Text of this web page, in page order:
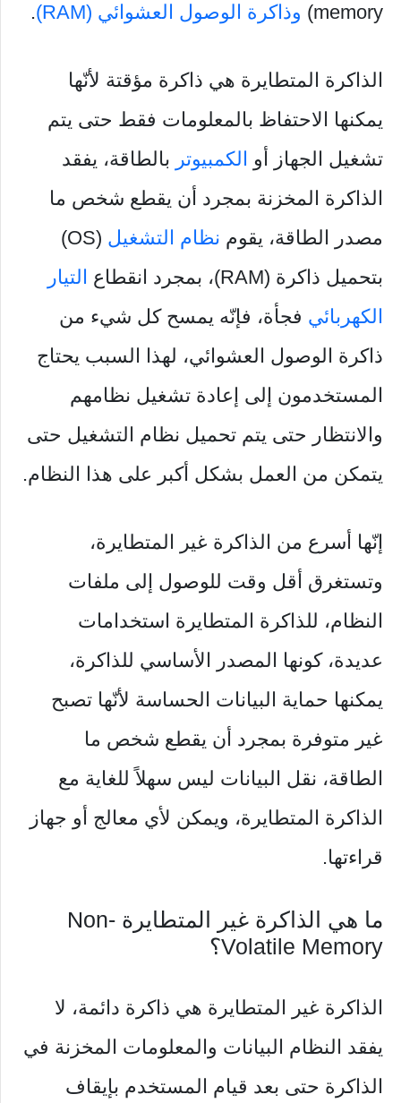
memory)
وذاكرة الوصول العشوائي (RAM) .
الذاكرة المتطايرة هي ذاكرة مؤقتة لأنّها
يمكنها الاحتفاظ بالمعلومات فقط حتى يتم
تشغيل الجهاز أو الكمبيوتر بالطاقة، يفقد
الذاكرة المخزنة بمجرد أن يقطع شخص ما
مصدر الطاقة، يقوم نظام التشغيل
(OS)
بتحميل ذاكرة (RAM)، بمجرد انقطاع
التيار
الكهربائي فجأة، فإنّه يمسح كل شيء من
ذاكرة الوصول العشوائي، لهذا السبب يحتاج
المستخدمون إلى إعادة تشغيل نظامهم
والانتظار حتى يتم تحميل نظام التشغيل حتى
يتمكن من العمل بشكل أكبر على هذا النظام.
إنّها أسرع من الذاكرة غير المتطايرة،
وتستغرق أقل وقت للوصول إلى ملفات
النظام، للذاكرة المتطايرة استخدامات
عديدة، كونها المصدر الأساسي للذاكرة،
يمكنها حماية البيانات الحساسة لأنّها تصبح
غير متوفرة بمجرد أن يقطع شخص ما
الطاقة، نقل البيانات ليس سهلاً للغاية مع
الذاكرة المتطايرة، ويمكن لأي معالج أو جهاز
قراءتها.
ما هي الذاكرة غير المتطايرة Non-
Volatile Memory؟
الذاكرة غير المتطايرة هي ذاكرة دائمة، لا
يفقد النظام البيانات والمعلومات المخزنة في
الذاكرة حتى بعد قيام المستخدم بإيقاف